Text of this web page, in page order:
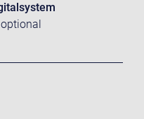
optional